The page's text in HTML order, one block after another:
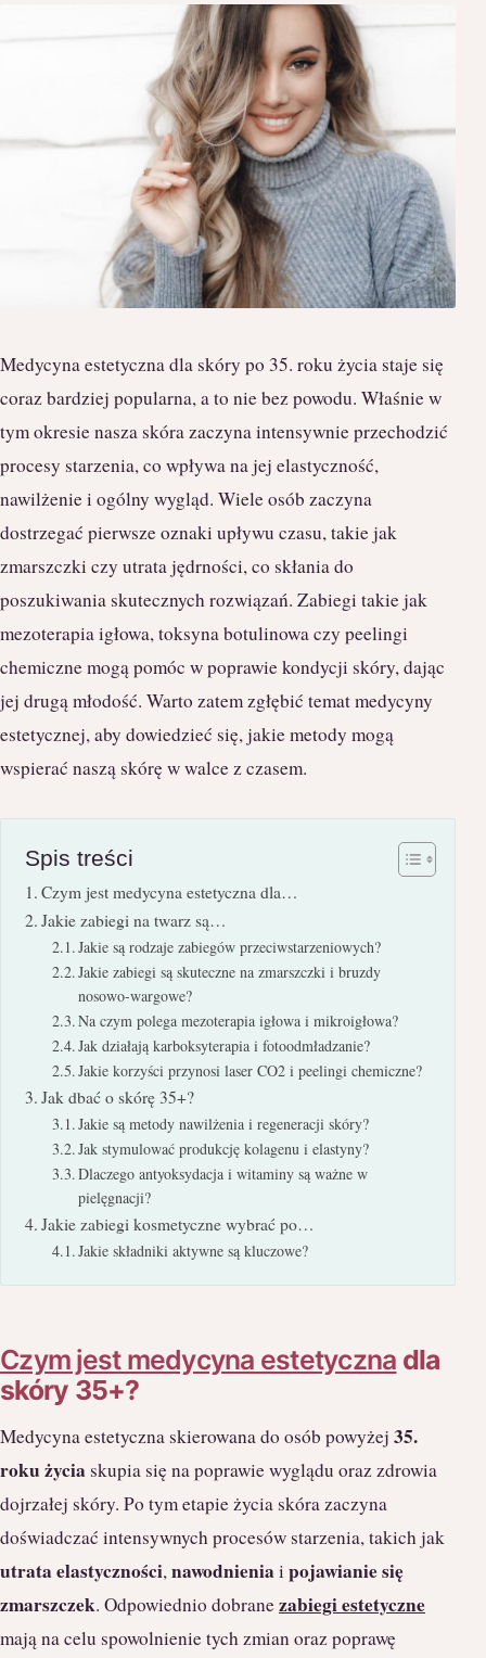
Medycyna estetyczna dla skóry po 35. roku życia staje się
coraz bardziej popularna, a to nie bez powodu. Właśnie w
tym okresie nasza skóra zaczyna intensywnie przechodzić
procesy starzenia, co wpływa na jej elastyczność,
nawilżenie i ogólny wygląd. Wiele osób zaczyna
dostrzegać pierwsze oznaki upływu czasu, takie jak
zmarszczki czy utrata jędrności, co skłania do
poszukiwania skutecznych rozwiązań. Zabiegi takie jak
mezoterapia igłowa, toksyna botulinowa czy peelingi
chemiczne mogą pomóc w poprawie kondycji skóry, dając
jej drugą młodość. Warto zatem zgłębić temat medycyny
estetycznej, aby dowiedzieć się, jakie metody mogą
wspierać naszą skórę w walce z czasem.
Spis treści
Czym jest medycyna estetyczna dla…
Jakie zabiegi na twarz są…
Jakie są rodzaje zabiegów przeciwstarzeniowych?
Jakie zabiegi są skuteczne na zmarszczki i bruzdy
nosowo-wargowe?
Na czym polega mezoterapia igłowa i mikroigłowa?
Jak działają karboksyterapia i fotoodmładzanie?
Jakie korzyści przynosi laser CO2 i peelingi chemiczne?
Jak dbać o skórę 35+?
Jakie są metody nawilżenia i regeneracji skóry?
Jak stymulować produkcję kolagenu i elastyny?
Dlaczego antyoksydacja i witaminy są ważne w
pielęgnacji?
Jakie zabiegi kosmetyczne wybrać po…
Jakie składniki aktywne są kluczowe?
Czym jest medycyna estetyczna dla
skóry 35+?
Medycyna estetyczna skierowana do osób powyżej 35.
roku życia skupia się na poprawie wyglądu oraz zdrowia
dojrzałej skóry. Po tym etapie życia skóra zaczyna
doświadczać intensywnych procesów starzenia, takich jak
utrata elastyczności,nawodnienia i pojawianie się
zmarszczek. Odpowiednio dobranezabiegi estetyczne
mają na celu spowolnienie tych zmian oraz poprawę